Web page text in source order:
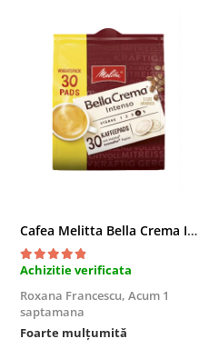
Cafea Melitta Bella Crema Intenso, 30 paduri, compatibile Senseo
Achizitie verificata
Roxana Francescu, Acum 1
saptamana
Foarte mulțumită